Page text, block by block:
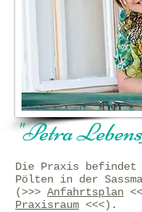
​"Petra
Die Praxis
Pölten in der
(>>> Anfahrtsplan
Praxisraum <<<).